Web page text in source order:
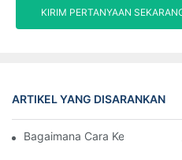
KIRIM PERTANYAAN
ARTIKEL YANG DISARANKAN
Bagaimana Cara Kerja